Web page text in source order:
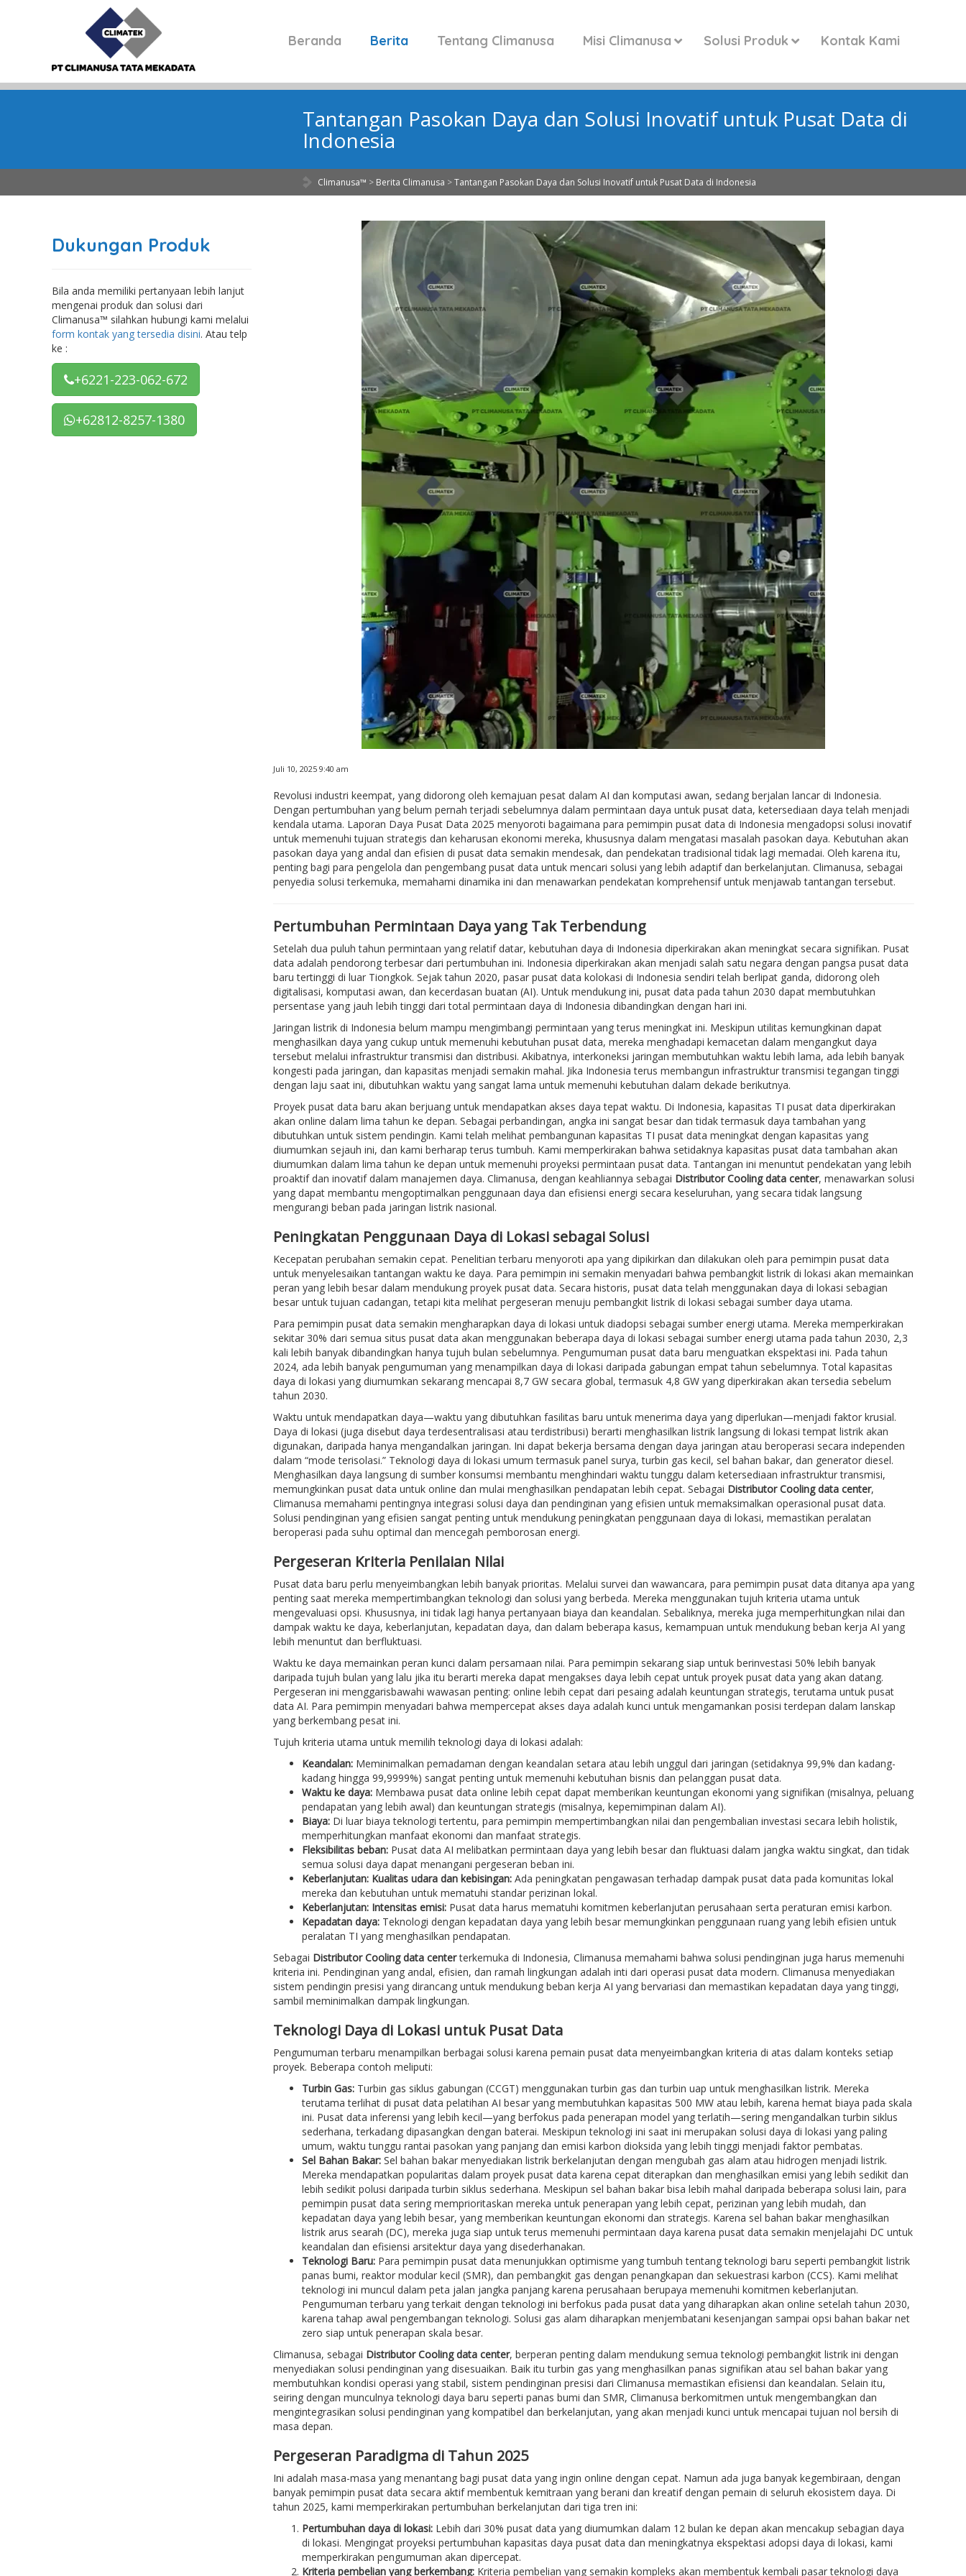
Beranda Berita Tentang Climanusa Misi Climanusa Solusi Produk Kontak Kami
Tantangan Pasokan Daya dan Solusi Inovatif untuk Pusat Data di
Indonesia
Climanusa™ > Berita Climanusa >Tantangan Pasokan Daya dan Solusi Inovatif untuk Pusat Data di Indonesia
Juli 10, 2025 9:40 am
Revolusi industri keempat, yang didorong oleh kemajuan pesat dalam AI dan komputasi awan, sedang berjalan lancar di Indonesia.
Dengan pertumbuhan yang belum pernah terjadi sebelumnya dalam permintaan daya untuk pusat data, ketersediaan daya telah menjadi
kendala utama. Laporan Daya Pusat Data 2025 menyoroti bagaimana para pemimpin pusat data di Indonesia mengadopsi solusi inovatif
untuk memenuhi tujuan strategis dan keharusan ekonomi mereka, khususnya dalam mengatasi masalah pasokan daya. Kebutuhan akan
pasokan daya yang andal dan efisien di pusat data semakin mendesak, dan pendekatan tradisional tidak lagi memadai. Oleh karena itu,
penting bagi para pengelola dan pengembang pusat data untuk mencari solusi yang lebih adaptif dan berkelanjutan. Climanusa, sebagai
penyedia solusi terkemuka, memahami dinamika ini dan menawarkan pendekatan komprehensif untuk menjawab tantangan tersebut.
Pertumbuhan Permintaan Daya yang Tak Terbendung
Setelah dua puluh tahun permintaan yang relatif datar, kebutuhan daya di Indonesia diperkirakan akan meningkat secara signifikan. Pusat
data adalah pendorong terbesar dari pertumbuhan ini. Indonesia diperkirakan akan menjadi salah satu negara dengan pangsa pusat data
baru tertinggi di luar Tiongkok. Sejak tahun 2020, pasar pusat data kolokasi di Indonesia sendiri telah berlipat ganda, didorong oleh
digitalisasi, komputasi awan, dan kecerdasan buatan (AI). Untuk mendukung ini, pusat data pada tahun 2030 dapat membutuhkan
persentase yang jauh lebih tinggi dari total permintaan daya di Indonesia dibandingkan dengan hari ini.
Jaringan listrik di Indonesia belum mampu mengimbangi permintaan yang terus meningkat ini. Meskipun utilitas kemungkinan dapat
menghasilkan daya yang cukup untuk memenuhi kebutuhan pusat data, mereka menghadapi kemacetan dalam mengangkut daya
tersebut melalui infrastruktur transmisi dan distribusi. Akibatnya, interkoneksi jaringan membutuhkan waktu lebih lama, ada lebih banyak
kongesti pada jaringan, dan kapasitas menjadi semakin mahal. Jika Indonesia terus membangun infrastruktur transmisi tegangan tinggi
dengan laju saat ini, dibutuhkan waktu yang sangat lama untuk memenuhi kebutuhan dalam dekade berikutnya.
Proyek pusat data baru akan berjuang untuk mendapatkan akses daya tepat waktu. Di Indonesia, kapasitas TI pusat data diperkirakan
akan online dalam lima tahun ke depan. Sebagai perbandingan, angka ini sangat besar dan tidak termasuk daya tambahan yang
dibutuhkan untuk sistem pendingin. Kami telah melihat pembangunan kapasitas TI pusat data meningkat dengan kapasitas yang
diumumkan sejauh ini, dan kami berharap terus tumbuh. Kami memperkirakan bahwa setidaknya kapasitas pusat data tambahan akan
diumumkan dalam lima tahun ke depan untuk memenuhi proyeksi permintaan pusat data. Tantangan ini menuntut pendekatan yang lebih
proaktif dan inovatif dalam manajemen daya. Climanusa, dengan keahliannya sebagai Distributor Cooling data center, menawarkan solusi
yang dapat membantu mengoptimalkan penggunaan daya dan efisiensi energi secara keseluruhan, yang secara tidak langsung
mengurangi beban pada jaringan listrik nasional.
Peningkatan Penggunaan Daya di Lokasi sebagai Solusi
Kecepatan perubahan semakin cepat. Penelitian terbaru menyoroti apa yang dipikirkan dan dilakukan oleh para pemimpin pusat data
untuk menyelesaikan tantangan waktu ke daya. Para pemimpin ini semakin menyadari bahwa pembangkit listrik di lokasi akan memainkan
peran yang lebih besar dalam mendukung proyek pusat data. Secara historis, pusat data telah menggunakan daya di lokasi sebagian
besar untuk tujuan cadangan, tetapi kita melihat pergeseran menuju pembangkit listrik di lokasi sebagai sumber daya utama.
Para pemimpin pusat data semakin mengharapkan daya di lokasi untuk diadopsi sebagai sumber energi utama. Mereka memperkirakan
sekitar 30% dari semua situs pusat data akan menggunakan beberapa daya di lokasi sebagai sumber energi utama pada tahun 2030, 2,3
kali lebih banyak dibandingkan hanya tujuh bulan sebelumnya. Pengumuman pusat data baru menguatkan ekspektasi ini. Pada tahun
2024, ada lebih banyak pengumuman yang menampilkan daya di lokasi daripada gabungan empat tahun sebelumnya. Total kapasitas
daya di lokasi yang diumumkan sekarang mencapai 8,7 GW secara global, termasuk 4,8 GW yang diperkirakan akan tersedia sebelum
tahun 2030.
Waktu untuk mendapatkan daya—waktu yang dibutuhkan fasilitas baru untuk menerima daya yang diperlukan—menjadi faktor krusial.
Daya di lokasi (juga disebut daya terdesentralisasi atau terdistribusi) berarti menghasilkan listrik langsung di lokasi tempat listrik akan
digunakan, daripada hanya mengandalkan jaringan. Ini dapat bekerja bersama dengan daya jaringan atau beroperasi secara independen
dalam “mode terisolasi.” Teknologi daya di lokasi umum termasuk panel surya, turbin gas kecil, sel bahan bakar, dan generator diesel.
Menghasilkan daya langsung di sumber konsumsi membantu menghindari waktu tunggu dalam ketersediaan infrastruktur transmisi,
memungkinkan pusat data untuk online dan mulai menghasilkan pendapatan lebih cepat. Sebagai Distributor Cooling data center,
Climanusa memahami pentingnya integrasi solusi daya dan pendinginan yang efisien untuk memaksimalkan operasional pusat data.
Solusi pendinginan yang efisien sangat penting untuk mendukung peningkatan penggunaan daya di lokasi, memastikan peralatan
beroperasi pada suhu optimal dan mencegah pemborosan energi.
Pergeseran Kriteria Penilaian Nilai
Pusat data baru perlu menyeimbangkan lebih banyak prioritas. Melalui survei dan wawancara, para pemimpin pusat data ditanya apa yang
penting saat mereka mempertimbangkan teknologi dan solusi yang berbeda. Mereka menggunakan tujuh kriteria utama untuk
mengevaluasi opsi. Khususnya, ini tidak lagi hanya pertanyaan biaya dan keandalan. Sebaliknya, mereka juga memperhitungkan nilai dan
dampak waktu ke daya, keberlanjutan, kepadatan daya, dan dalam beberapa kasus, kemampuan untuk mendukung beban kerja AI yang
lebih menuntut dan berfluktuasi.
Waktu ke daya memainkan peran kunci dalam persamaan nilai. Para pemimpin sekarang siap untuk berinvestasi 50% lebih banyak
daripada tujuh bulan yang lalu jika itu berarti mereka dapat mengakses daya lebih cepat untuk proyek pusat data yang akan datang.
Pergeseran ini menggarisbawahi wawasan penting: online lebih cepat dari pesaing adalah keuntungan strategis, terutama untuk pusat
data AI. Para pemimpin menyadari bahwa mempercepat akses daya adalah kunci untuk mengamankan posisi terdepan dalam lanskap
yang berkembang pesat ini.
Tujuh kriteria utama untuk memilih teknologi daya di lokasi adalah:
Keandalan:Meminimalkan pemadaman dengan keandalan setara atau lebih unggul dari jaringan (setidaknya 99,9% dan kadang-
kadang hingga 99,9999%) sangat penting untuk memenuhi kebutuhan bisnis dan pelanggan pusat data.
Waktu ke daya:Membawa pusat data online lebih cepat dapat memberikan keuntungan ekonomi yang signifikan (misalnya, peluang
pendapatan yang lebih awal) dan keuntungan strategis (misalnya, kepemimpinan dalam AI).
Biaya:Di luar biaya teknologi tertentu, para pemimpin mempertimbangkan nilai dan pengembalian investasi secara lebih holistik,
memperhitungkan manfaat ekonomi dan manfaat strategis.
Fleksibilitas beban:Pusat data AI melibatkan permintaan daya yang lebih besar dan fluktuasi dalam jangka waktu singkat, dan tidak
semua solusi daya dapat menangani pergeseran beban ini.
Keberlanjutan: Kualitas udara dan kebisingan:Ada peningkatan pengawasan terhadap dampak pusat data pada komunitas lokal
mereka dan kebutuhan untuk mematuhi standar perizinan lokal.
Keberlanjutan: Intensitas emisi:Pusat data harus mematuhi komitmen keberlanjutan perusahaan serta peraturan emisi karbon.
Kepadatan daya:Teknologi dengan kepadatan daya yang lebih besar memungkinkan penggunaan ruang yang lebih efisien untuk
peralatan TI yang menghasilkan pendapatan.
Sebagai Distributor Cooling data centerterkemuka di Indonesia, Climanusa memahami bahwa solusi pendinginan juga harus memenuhi
kriteria ini. Pendinginan yang andal, efisien, dan ramah lingkungan adalah inti dari operasi pusat data modern. Climanusa menyediakan
sistem pendingin presisi yang dirancang untuk mendukung beban kerja AI yang bervariasi dan memastikan kepadatan daya yang tinggi,
sambil meminimalkan dampak lingkungan.
Teknologi Daya di Lokasi untuk Pusat Data
Pengumuman terbaru menampilkan berbagai solusi karena pemain pusat data menyeimbangkan kriteria di atas dalam konteks setiap
proyek. Beberapa contoh meliputi:
Turbin Gas:Turbin gas siklus gabungan (CCGT) menggunakan turbin gas dan turbin uap untuk menghasilkan listrik. Mereka
terutama terlihat di pusat data pelatihan AI besar yang membutuhkan kapasitas 500 MW atau lebih, karena hemat biaya pada skala
ini. Pusat data inferensi yang lebih kecil—yang berfokus pada penerapan model yang terlatih—sering mengandalkan turbin siklus
sederhana, terkadang dipasangkan dengan baterai. Meskipun teknologi ini saat ini merupakan solusi daya di lokasi yang paling
umum, waktu tunggu rantai pasokan yang panjang dan emisi karbon dioksida yang lebih tinggi menjadi faktor pembatas.
Sel Bahan Bakar:Sel bahan bakar menyediakan listrik berkelanjutan dengan mengubah gas alam atau hidrogen menjadi listrik.
Mereka mendapatkan popularitas dalam proyek pusat data karena cepat diterapkan dan menghasilkan emisi yang lebih sedikit dan
lebih sedikit polusi daripada turbin siklus sederhana. Meskipun sel bahan bakar bisa lebih mahal daripada beberapa solusi lain, para
pemimpin pusat data sering memprioritaskan mereka untuk penerapan yang lebih cepat, perizinan yang lebih mudah, dan
kepadatan daya yang lebih besar, yang memberikan keuntungan ekonomi dan strategis. Karena sel bahan bakar menghasilkan
listrik arus searah (DC), mereka juga siap untuk terus memenuhi permintaan daya karena pusat data semakin menjelajahi DC untuk
keandalan dan efisiensi arsitektur daya yang disederhanakan.
Teknologi Baru:Para pemimpin pusat data menunjukkan optimisme yang tumbuh tentang teknologi baru seperti pembangkit listrik
panas bumi, reaktor modular kecil (SMR), dan pembangkit gas dengan penangkapan dan sekuestrasi karbon (CCS). Kami melihat
teknologi ini muncul dalam peta jalan jangka panjang karena perusahaan berupaya memenuhi komitmen keberlanjutan.
Pengumuman terbaru yang terkait dengan teknologi ini berfokus pada pusat data yang diharapkan akan online setelah tahun 2030,
karena tahap awal pengembangan teknologi. Solusi gas alam diharapkan menjembatani kesenjangan sampai opsi bahan bakar net
zero siap untuk penerapan skala besar.
Climanusa, sebagai Distributor Cooling data center, berperan penting dalam mendukung semua teknologi pembangkit listrik ini dengan
menyediakan solusi pendinginan yang disesuaikan. Baik itu turbin gas yang menghasilkan panas signifikan atau sel bahan bakar yang
membutuhkan kondisi operasi yang stabil, sistem pendinginan presisi dari Climanusa memastikan efisiensi dan keandalan. Selain itu,
seiring dengan munculnya teknologi daya baru seperti panas bumi dan SMR, Climanusa berkomitmen untuk mengembangkan dan
mengintegrasikan solusi pendinginan yang kompatibel dan berkelanjutan, yang akan menjadi kunci untuk mencapai tujuan nol bersih di
masa depan.
Pergeseran Paradigma di Tahun 2025
Ini adalah masa-masa yang menantang bagi pusat data yang ingin online dengan cepat. Namun ada juga banyak kegembiraan, dengan
banyak pemimpin pusat data secara aktif membentuk kemitraan yang berani dan kreatif dengan pemain di seluruh ekosistem daya. Di
tahun 2025, kami memperkirakan pertumbuhan berkelanjutan dari tiga tren ini:
Pertumbuhan daya di lokasi:Lebih dari 30% pusat data yang diumumkan dalam 12 bulan ke depan akan mencakup sebagian daya
di lokasi. Mengingat proyeksi pertumbuhan kapasitas daya pusat data dan meningkatnya ekspektasi adopsi daya di lokasi, kami
memperkirakan pengumuman akan dipercepat.
Kriteria pembelian yang berkembang:Kriteria pembelian yang semakin kompleks akan membentuk kembali pasar teknologi daya
Dukungan Produk
Bila anda memiliki pertanyaan lebih lanjut
mengenai produk dan solusi dari
Climanusa™ silahkan hubungi kami melalui
form kontak yang tersedia disini. Atau telp
ke :
+6221-223-062-672
+62812-8257-1380